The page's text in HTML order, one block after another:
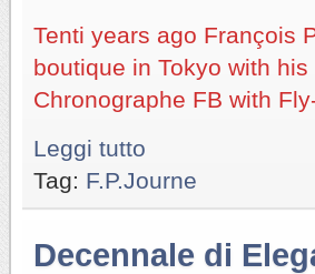
Tenti years ago François
boutique in Tokyo with
Chronographe FB with
Leggi tutto
Tag: F.P.Journe
Decennale di